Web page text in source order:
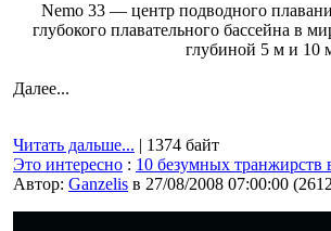
Nemo 33 — центр подводного
глубокого плавательного бассейна в
глубиной 5 м и 10
Далее...
Читать дальше... | 1374 байт
Это интересно : 10 безумных транжирств
Автор: Ganzelis в 27/08/2008 07:00:00 (